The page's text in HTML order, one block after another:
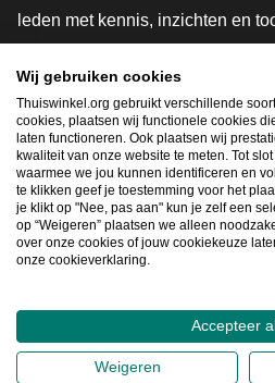
leden met kennis, inzichten en
innovatievere toekomst. Dus
shoppen slimmer.
Lid worden
Snel navigeren
2026©
Wij gebruiken cookies
Thuiswinkel.org gebruikt verschillende
cookies, plaatsen wij functionele cookies
laten functioneren. Ook plaatsen wij
kwaliteit van onze website te meten. Tot
waarmee we jou kunnen identificeren en
te klikken geef je toestemming voor het
je klikt op "Nee, pas aan" kun je zelf een
op “Weigeren” plaatsen we alleen
over onze cookies of jouw cookiekeuze
onze cookieverklaring.
Accepteer
Weigeren